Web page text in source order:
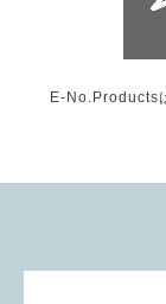
E-No.Products